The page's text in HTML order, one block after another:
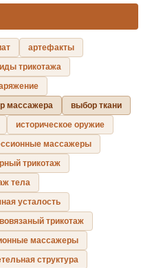
артефакты
трикотажа
массажера
выбор ткани
историческое оружие
массажеры
трикотаж
тела
усталость
трикотаж
массажеры
структура